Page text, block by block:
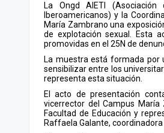
La Ongd AIETI (Asociación
Iberoamericanos) y la
María Zambrano una
de explotación sexual. Esta
promovidas en el 25N de
La muestra está formada por
sensibilizar entre los
representa esta situación.
El acto de presentación
vicerrector del Campus
Facultad de Educación y
Raffaela Galante, coordinadora